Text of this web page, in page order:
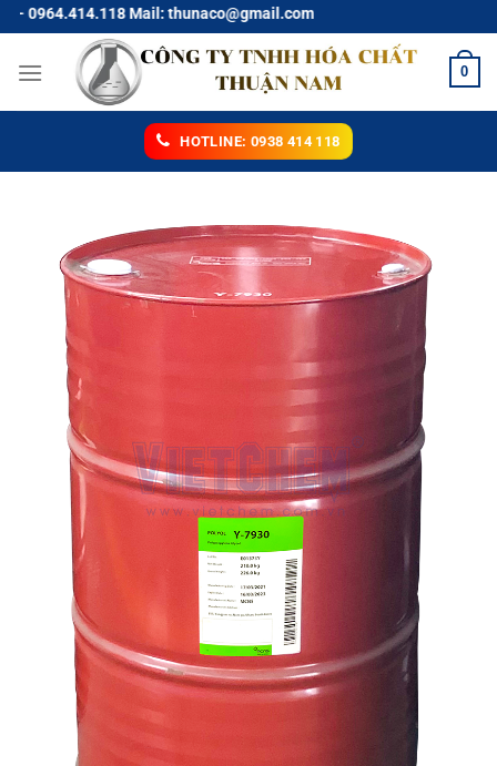
Chuyển
đến
nội
Mail: thunaco@gmail.com
0
HOTLINE: 0938 414 118